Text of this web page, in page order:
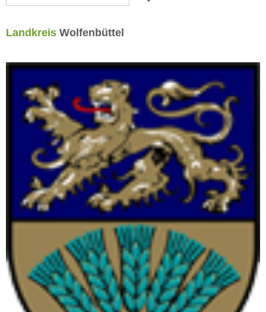
...
Landkreis Wolfenbüttel